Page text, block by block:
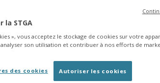
2026 en
CARTE DES BUS EN TEMPS RÉEL
la STGA
», vous acceptez le stockage de cookies sur votre
son utilisation et contribuer à nos efforts de
Autoriser les cookies
des cookies